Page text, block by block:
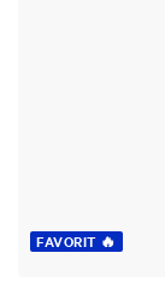
FAVORIT 🔥